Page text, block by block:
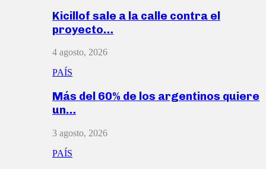
Kicillof sale a la calle contra el
proyecto…
4 agosto, 2026
PAÍS
Más del 60% de los argentinos quiere
un…
3 agosto, 2026
PAÍS